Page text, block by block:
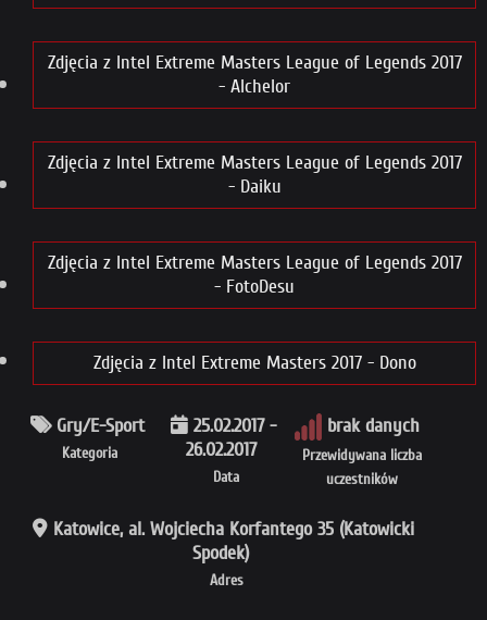
Zdjęcia z Intel Extreme Masters League of Legends 2017
- Alchelor
Zdjęcia z Intel Extreme Masters League of Legends 2017
- Daiku
Zdjęcia z Intel Extreme Masters League of Legends 2017
- FotoDesu
Zdjęcia z Intel Extreme Masters 2017 - Dono
Kategoria
Gry/E-Sport
Data
25.02.2017 -
26.02.2017
Przewidywana liczba
uczestników
brak danych
Adres
Katowice, al. Wojciecha Korfantego 35 (Katowicki
Spodek)